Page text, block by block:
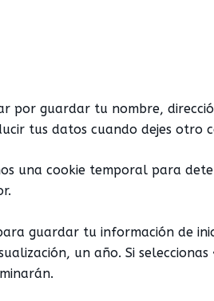
por guardar tu nombre,
tus datos cuando dejes otro
una cookie temporal para
guardar tu información de
un año. Si